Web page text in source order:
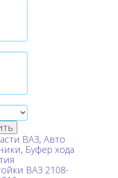
ВАЗ, Авто
, Буфер хода